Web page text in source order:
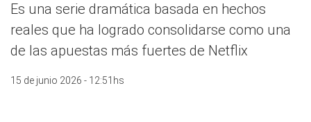
Es una serie dramática basada en hechos
reales que ha logrado consolidarse como una
de las apuestas más fuertes de Netflix
15 de junio 2026 - 12:51hs